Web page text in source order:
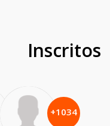
Inscritos
+1034